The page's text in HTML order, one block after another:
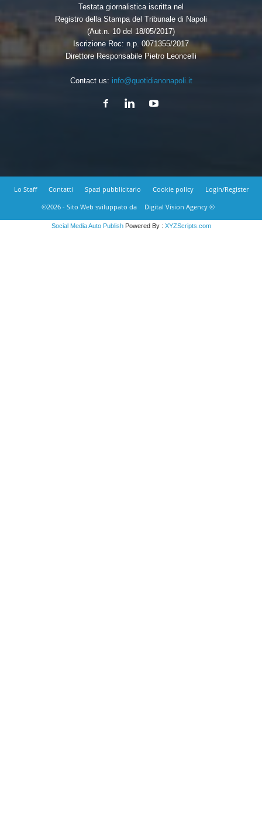
Testata giornalistica iscritta nel
Registro della Stampa del Tribunale di Napoli
(Aut.n. 10 del 18/05/2017)
Iscrizione Roc: n.p. 0071355/2017
Direttore Responsabile Pietro Leoncelli
Contact us: info@quotidianonapoli.it
Lo Staff Contatti Spazi pubblicitario Cookie policy
Login/Register
©2026 - Sito Web sviluppato da
Digital Vision Agency ©
Social Media Auto PublishPowered By : XYZScripts.com